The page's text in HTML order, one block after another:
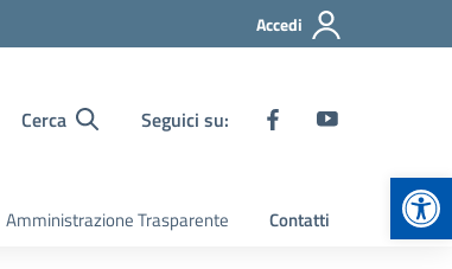
Accedi
Cerca Seguici su:
Amministrazione Trasparente Contatti